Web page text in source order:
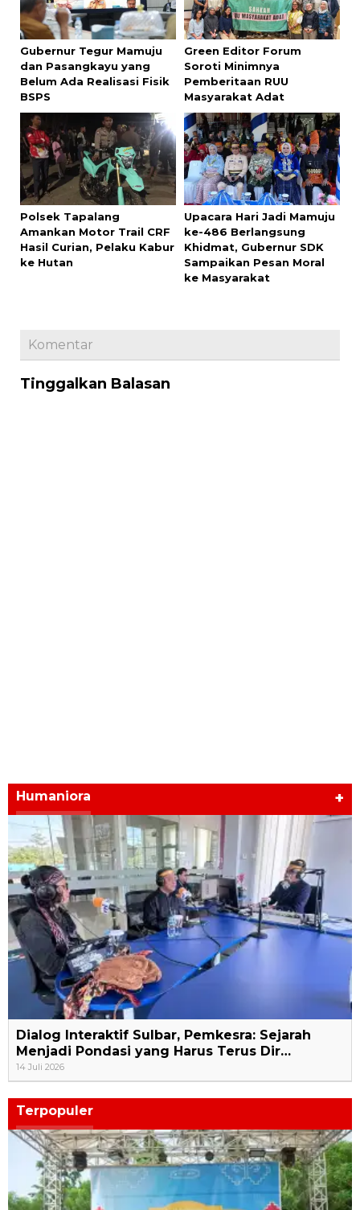
Gubernur Tegur Mamuju
dan Pasangkayu yang
Belum Ada Realisasi Fisik
BSPS
Green Editor Forum
Soroti Minimnya
Pemberitaan RUU
Masyarakat Adat
Polsek Tapalang
Amankan Motor Trail CRF
Hasil Curian, Pelaku Kabur
ke Hutan
Upacara Hari Jadi Mamuju
ke-486 Berlangsung
Khidmat, Gubernur SDK
Sampaikan Pesan Moral
ke Masyarakat
Komentar
Tinggalkan Balasan
Humaniora +
Dialog Interaktif Sulbar, Pemkesra: Sejarah
Menjadi Pondasi yang Harus Terus Dir…
14 Juli 2026
Terpopuler